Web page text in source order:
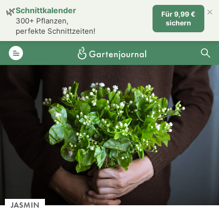
JASMIN
🌿Schnittkalender
300+ Pflanzen,
perfekte Schnittzeiten!
Für 9,99 €
sichern
×